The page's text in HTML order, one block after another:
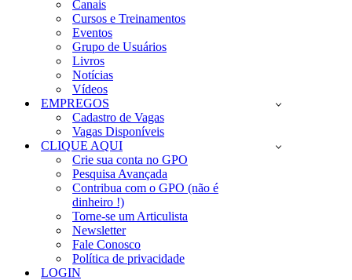
Canais
Cursos e Treinamentos
Eventos
Grupo de Usuários
Livros
Notícias
Vídeos
EMPREGOS
Cadastro de Vagas
Vagas Disponíveis
CLIQUE AQUI
Crie sua conta no GPO
Pesquisa Avançada
Contribua com o GPO (não é
dinheiro !)
Torne-se um Articulista
Newsletter
Fale Conosco
Política de privacidade
LOGIN